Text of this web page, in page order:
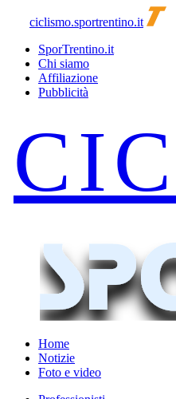
ciclismo.sportrentino.it
SporTrentino.it
Chi siamo
Affiliazione
Pubblicità
Home
Notizie
Foto e video